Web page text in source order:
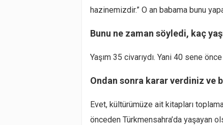
hazinemizdir.” O an babama bunu
Bunu ne zaman söyledi, kaç
Yaşım 35 civarıydı. Yani 40 sene
Ondan sonra karar verdiniz ve
Evet, kültürümüze ait kitapları
önceden Türkmensahra’da yaşayan